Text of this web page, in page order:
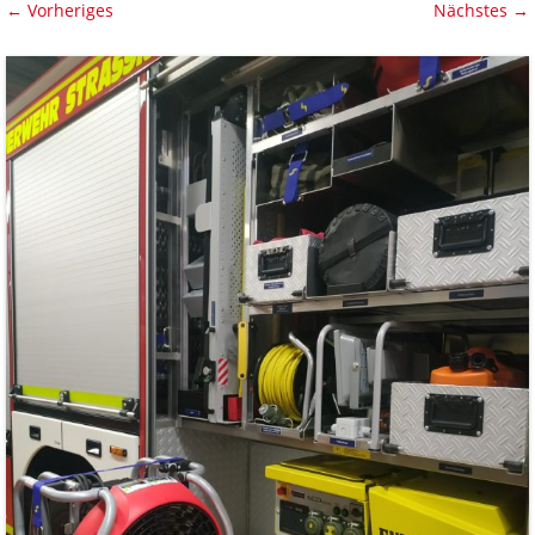
← Vorheriges Nächstes →